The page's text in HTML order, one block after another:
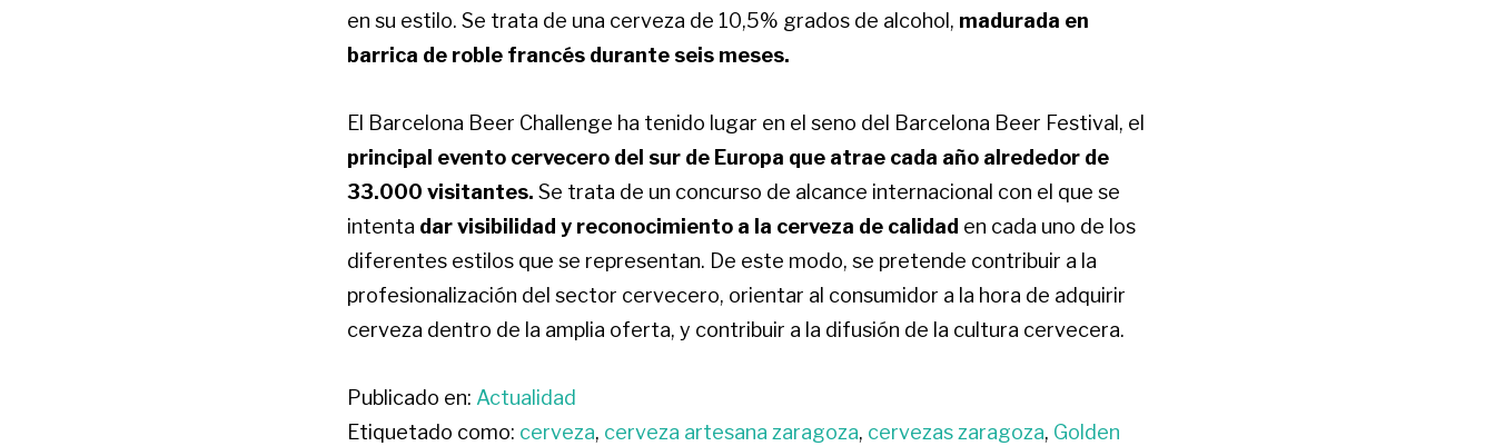
en su estilo. Se trata de una cerveza de 10,5% grados de alcohol, madurada en
barrica de roble francés durante seis meses.
El Barcelona Beer Challenge ha tenido lugar en el seno del Barcelona Beer Festival, el
principal evento cervecero del sur de Europa que atrae cada año alrededor de
33.000 visitantes. Se trata de un concurso de alcance internacional con el que se
intenta dar visibilidad y reconocimiento a la cerveza de calidad en cada uno de los
diferentes estilos que se representan. De este modo, se pretende contribuir a la
profesionalización del sector cervecero, orientar al consumidor a la hora de adquirir
cerveza dentro de la amplia oferta, y contribuir a la difusión de la cultura cervecera.
Publicado en: Actualidad
Etiquetado como: cerveza, cerveza artesana zaragoza, cervezas zaragoza, Golden